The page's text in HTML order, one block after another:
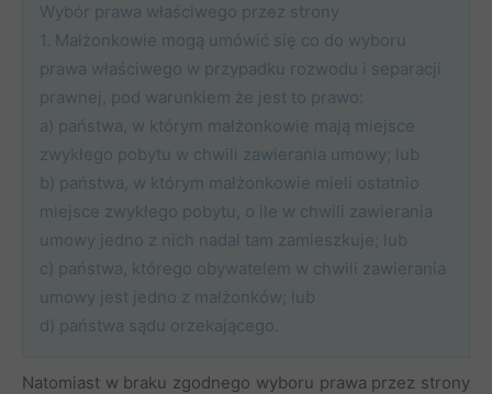
Wybór prawa właściwego przez strony
1. Małżonkowie mogą umówić się co do wyboru
prawa właściwego w przypadku rozwodu i separacji
prawnej, pod warunkiem że jest to prawo:
a) państwa, w którym małżonkowie mają miejsce
zwykłego pobytu w chwili zawierania umowy; lub
b) państwa, w którym małżonkowie mieli ostatnio
miejsce zwykłego pobytu, o ile w chwili zawierania
umowy jedno z nich nadal tam zamieszkuje; lub
c) państwa, którego obywatelem w chwili zawierania
umowy jest jedno z małżonków; lub
d) państwa sądu orzekającego.
Natomiast w braku zgodnego wyboru prawa przez strony